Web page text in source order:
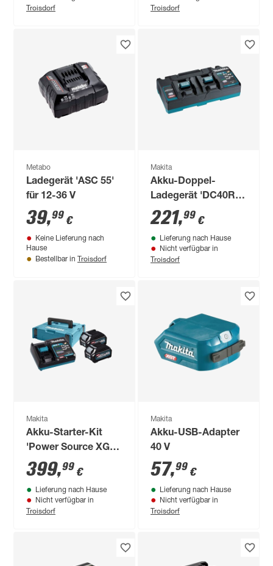
Troisdorf Troisdorf
Metabo
Ladegerät 'ASC 55'
für 12-36 V
39,99 €
Keine Lieferung nach
Hause
Bestellbar in Troisdorf
Makita
Akku-Doppel-
Ladegerät 'DC40RB
XGT' 40 V
221,99 €
Lieferung nach Hause
Nicht verfügbar in
Troisdorf
Makita
Akku-Starter-Kit
'Power Source XGT'
2 Ah 40 V
399,99 €
Lieferung nach Hause
Nicht verfügbar in
Troisdorf
Makita
Akku-USB-Adapter
40 V
57,99 €
Lieferung nach Hause
Nicht verfügbar in
Troisdorf